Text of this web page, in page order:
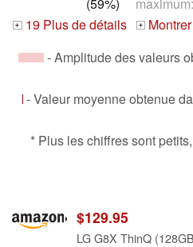
+ 19 Plus de détails +
- Amplitude des valeurs
- Valeur moyenne obtenue
* Plus les chiffres sont
$129.95